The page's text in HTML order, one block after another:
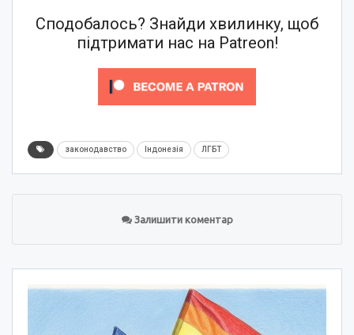
Сподобалось? Знайди хвилинку, щоб
підтримати нас на Patreon!
законодавство Індонезія ЛГБТ
Залишити коментар